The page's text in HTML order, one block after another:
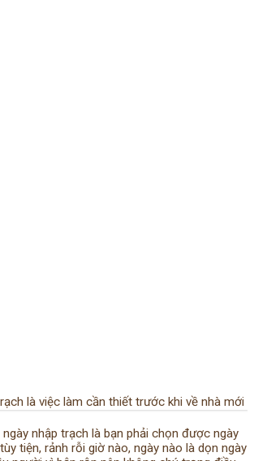
là việc làm cần thiết trước khi về nhà mới
nhập trạch là bạn phải chọn được ngày
tiện, rảnh rỗi giờ nào, ngày nào là dọn ngày